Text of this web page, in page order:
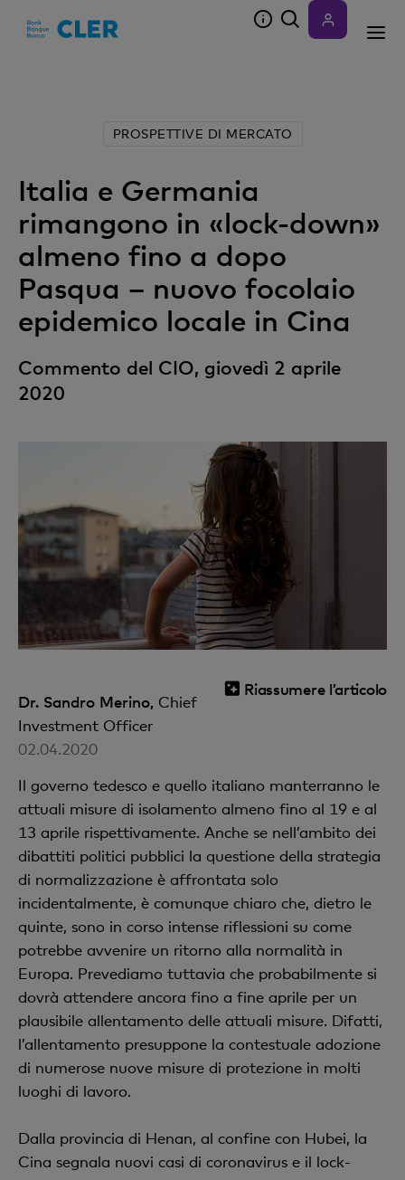
PROSPETTIVE DI MERCATO
Italia e Germania
rimangono in «lock-down»
almeno fino a dopo
Pasqua – nuovo focolaio
epidemico locale in Cina
Commento del CIO, giovedì 2 aprile
2020
Riassumere l’articolo
Dr. Sandro Merino, Chief
Investment Officer
02.04.2020
Il governo tedesco e quello italiano manterranno le
attuali misure di isolamento almeno fino al 19 e al
13 aprile rispettivamente. Anche se nell’ambito dei
dibattiti politici pubblici la questione della strategia
di normalizzazione è affrontata solo
incidentalmente, è comunque chiaro che, dietro le
quinte, sono in corso intense riflessioni su come
potrebbe avvenire un ritorno alla normalità in
Europa. Prevediamo tuttavia che probabilmente si
dovrà attendere ancora fino a fine aprile per un
plausibile allentamento delle attuali misure. Difatti,
l’allentamento presuppone la contestuale adozione
di numerose nuove misure di protezione in molti
luoghi di lavoro.
Dalla provincia di Henan, al confine con Hubei, la
Cina segnala nuovi casi di coronavirus e il lock-